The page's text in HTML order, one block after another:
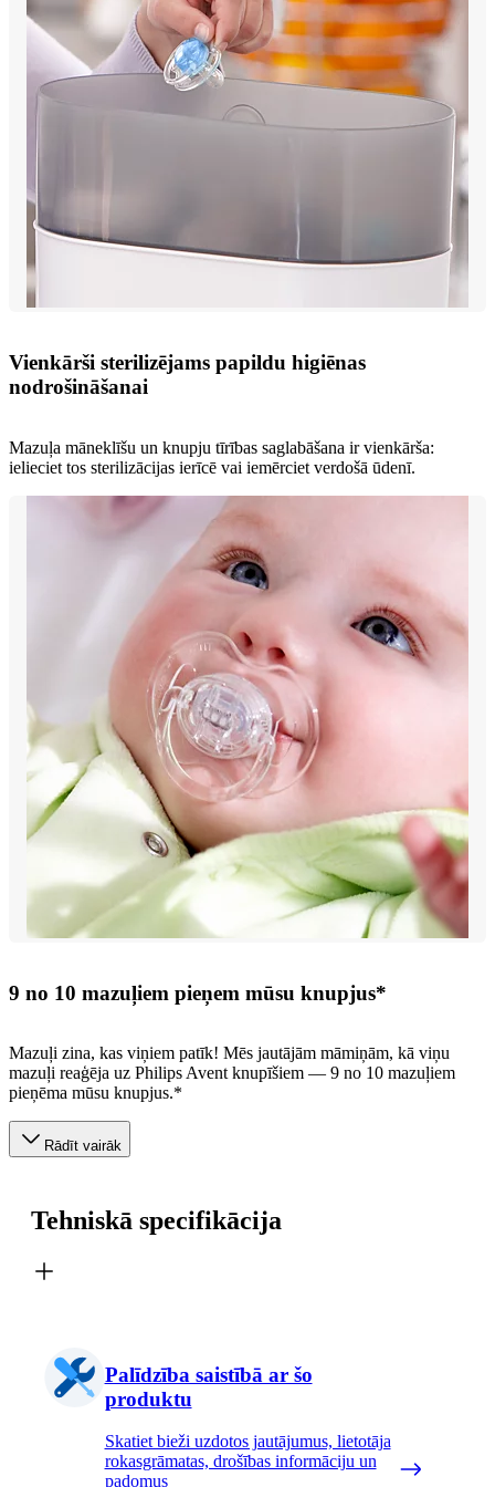
Vienkārši sterilizējams papildu higiēnas
nodrošināšanai
Mazuļa māneklīšu un knupju tīrības saglabāšana ir vienkārša:
ielieciet tos sterilizācijas ierīcē vai iemērciet verdošā ūdenī.
9 no 10 mazuļiem pieņem mūsu knupjus*
Mazuļi zina, kas viņiem patīk! Mēs jautājām māmiņām, kā viņu
mazuļi reaģēja uz Philips Avent knupīšiem — 9 no 10 mazuļiem
pieņēma mūsu knupjus.*
Rādīt vairāk
Tehniskā specifikācija
Palīdzība saistībā ar šo
produktu
Skatiet bieži uzdotos jautājumus, lietotāja
rokasgrāmatas, drošības informāciju un
padomus